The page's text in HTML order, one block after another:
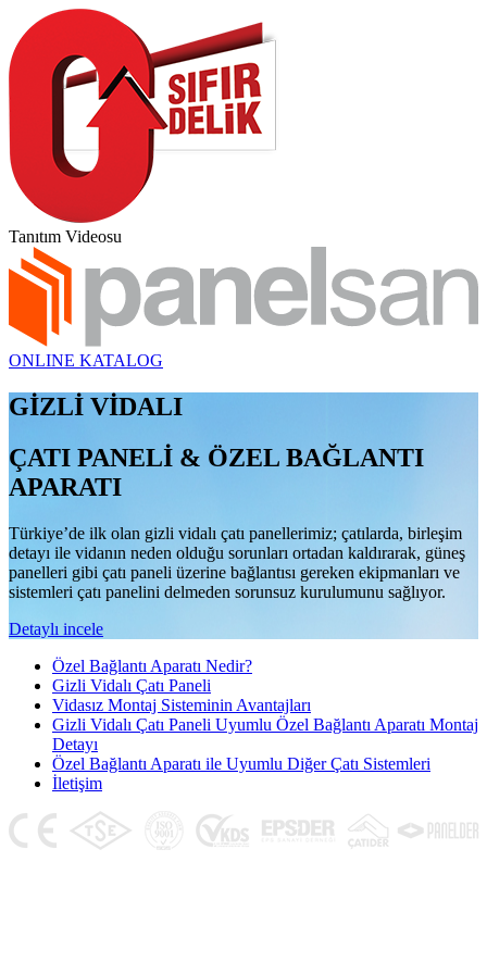
Tanıtım Videosu
ONLINE KATALOG
GİZLİ VİDALI
ÇATI PANELİ & ÖZEL BAĞLANTI
APARATI
Türkiye’de ilk olan gizli vidalı çatı panellerimiz; çatılarda, birleşim
detayı ile vidanın neden olduğu sorunları ortadan kaldırarak, güneş
panelleri gibi çatı paneli üzerine bağlantısı gereken ekipmanları ve
sistemleri çatı panelini delmeden sorunsuz kurulumunu sağlıyor.
Detaylı incele
Özel Bağlantı Aparatı Nedir?
Gizli Vidalı Çatı Paneli
Vidasız Montaj Sisteminin Avantajları
Gizli Vidalı Çatı Paneli Uyumlu Özel Bağlantı Aparatı Montaj
Detayı
Özel Bağlantı Aparatı ile Uyumlu Diğer Çatı Sistemleri
İletişim